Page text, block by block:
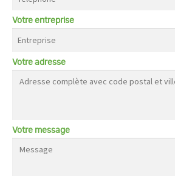
Votre entreprise
Votre adresse
Votre message